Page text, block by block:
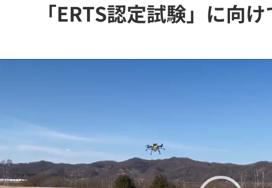
「ERTS認定試験」に向